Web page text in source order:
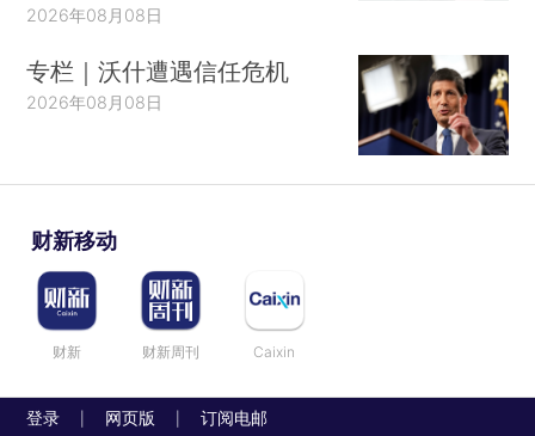
2026年08月08日
专栏｜沃什遭遇信任危机
2026年08月08日
财新移动
财新 财新周刊 Caixin
登录 网页版 订阅电邮